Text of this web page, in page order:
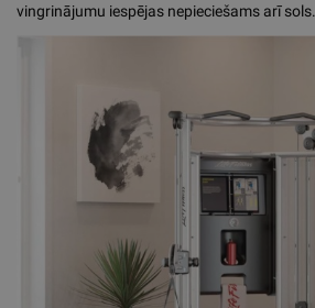
vingrinājumu iespējas nepieciešams arī sols.